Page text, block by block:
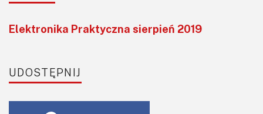
Elektronika Praktyczna sierpień 2019
UDOSTĘPNIJ